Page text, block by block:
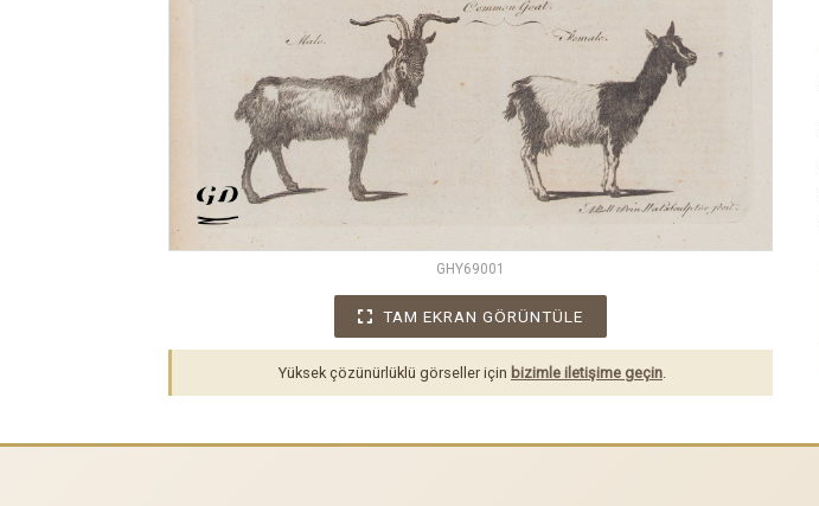
GHY69001
TAM EKRAN GÖRÜNTÜLE
Yüksek çözünürlüklü görseller için bizimle iletişime geçin